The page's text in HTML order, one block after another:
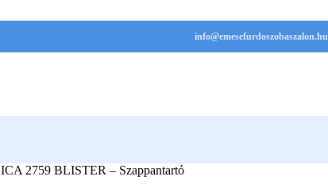
info@emesefurdoszobaszalon.hu
ICA 2759 BLISTER – Szappantartó